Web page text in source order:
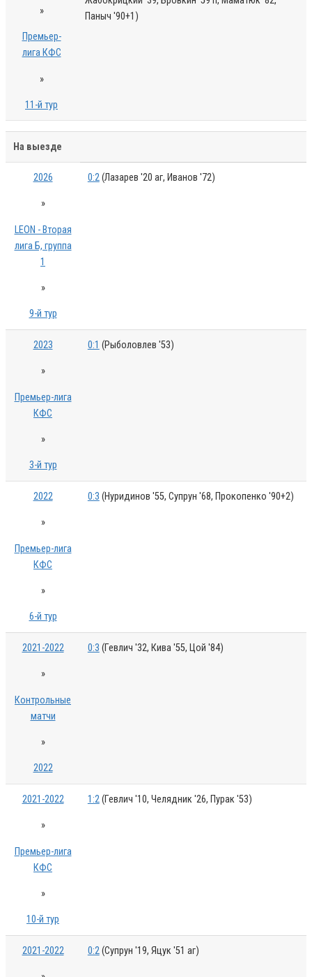
»
Премьер-
лига КФС
»
11-й тур
Паныч '90+1)
На выезде
2026
»
LEON - Вторая
лига Б, группа
1
»
9-й тур
0:2(Лазарев '20 аг, Иванов '72)
2023
»
Премьер-лига
КФС
»
3-й тур
0:1 (Рыболовлев '53)
2022
»
Премьер-лига
КФС
»
6-й тур
0:3 (Нуридинов '55, Супрун '68, Прокопенко '90+2)
2021-2022
»
Контрольные
матчи
»
2022
0:3 (Гевлич '32, Кива '55, Цой '84)
2021-2022
»
Премьер-лига
КФС
»
10-й тур
1:2(Гевлич '10, Челядник '26, Пурак '53)
2021-2022 0:2(Супрун '19, Яцук '51 аг)